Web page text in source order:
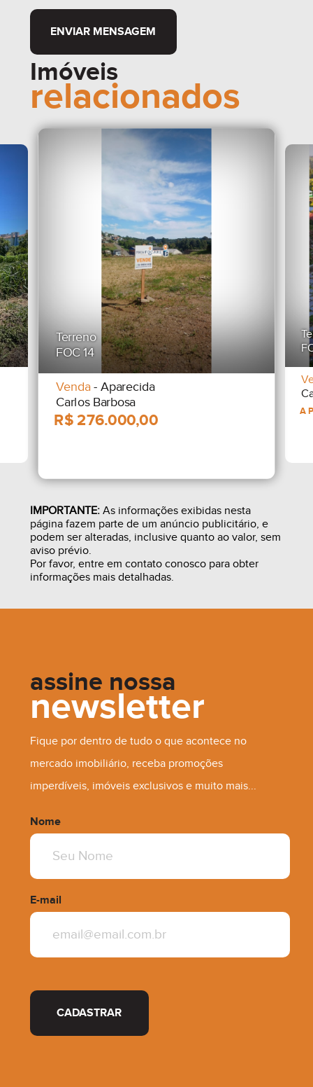
ENVIAR MENSAGEM
Imóveis
relacionados
Terreno
FOC 14
Venda- Aparecida
Carlos Barbosa
R$ 276.000,00
IMPORTANTE:As informações exibidas nesta
página fazem parte de um anúncio publicitário, e
podem ser alteradas, inclusive quanto ao valor, sem
aviso prévio.
Por favor, entre em contato conosco para obter
informações mais detalhadas.
assine nossa
newsletter
Fique por dentro de tudo o que acontece no
mercado imobiliário, receba promoções
imperdíveis, imóveis exclusivos e muito mais...
Nome
E-mail
CADASTRAR